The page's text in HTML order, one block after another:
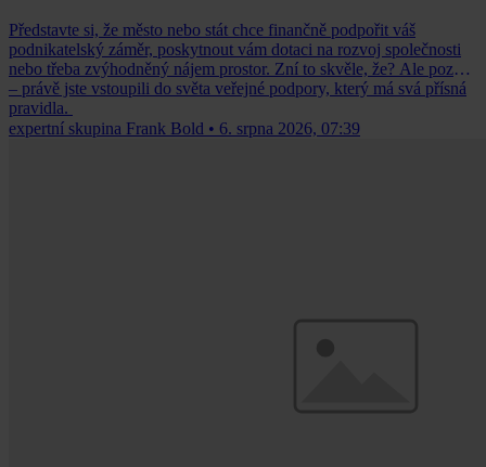
Představte si, že město nebo stát chce finančně podpořit váš
podnikatelský záměr, poskytnout vám dotaci na rozvoj společnosti
nebo třeba zvýhodněný nájem prostor. Zní to skvěle, že? Ale pozor
– právě jste vstoupili do světa veřejné podpory, který má svá přísná
pravidla.
expertní skupina Frank Bold • 6. srpna 2026, 07:39